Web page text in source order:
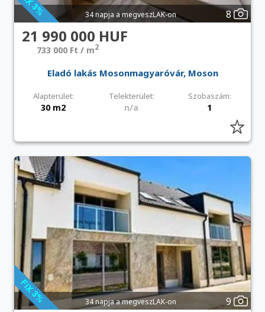
34 napja a megveszLAK-on 8
21 990 000 HUF
733 000 Ft / m2
Eladó lakás Mosonmagyaróvár, Moson
Alapterület: Telekterület: Szobaszám:
30 m2 n/a 1
34 napja a megveszLAK-on 9